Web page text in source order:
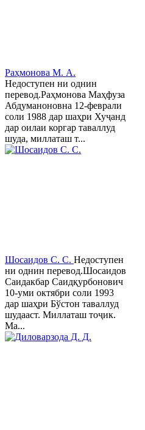
Раҳмонова М. А.
Недоступен ни однин
перевод.Раҳмонова Маҳфуза
Абдуманоновна 12-феврали
соли 1988 дар шаҳри Хуҷанд
дар оилаи коргар таваллуд
шуда, миллаташ т...
Шосаидов С. С. Недоступен
ни однин перевод.Шосаидов
Саидакбар Саидқурбонович
10-уми октябри соли 1993
дар шаҳри Бўстон таваллуд
шудааст. Миллаташ тоҷик.
Ма...